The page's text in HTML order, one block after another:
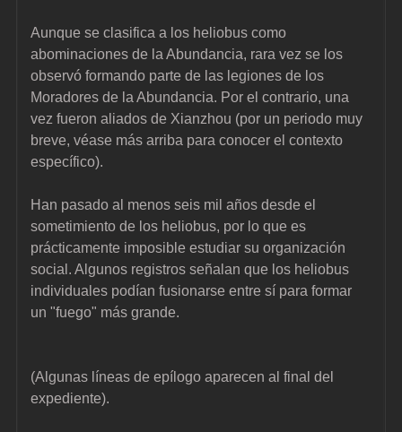
Aunque se clasifica a los heliobus como
abominaciones de la Abundancia, rara vez se los
observó formando parte de las legiones de los
Moradores de la Abundancia. Por el contrario, una
vez fueron aliados de Xianzhou (por un periodo muy
breve, véase más arriba para conocer el contexto
específico).
Han pasado al menos seis mil años desde el
sometimiento de los heliobus, por lo que es
prácticamente imposible estudiar su organización
social. Algunos registros señalan que los heliobus
individuales podían fusionarse entre sí para formar
un "fuego" más grande.
(Algunas líneas de epílogo aparecen al final del
expediente).